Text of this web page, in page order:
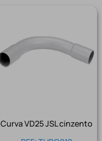
Curva VD25 JSL cinzento